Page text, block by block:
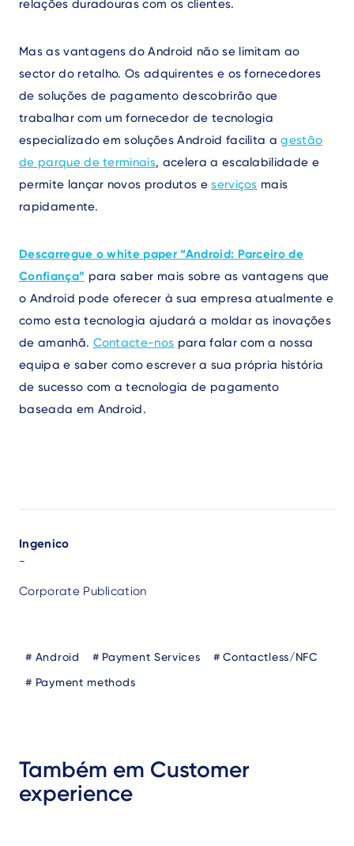
relações duradouras com os clientes.
Mas as vantagens do Android não se limitam ao
sector do retalho. Os adquirentes e os fornecedores
de soluções de pagamento descobrirão que
trabalhar com um fornecedor de tecnologia
especializado em soluções Android facilita agestão
de parque de terminais, acelera a escalabilidade e
permite lançar novos produtos eserviços mais
rapidamente.
Descarregue o white paper “Android: Parceiro de
Confiança” para saber mais sobre as vantagens que
o Android pode oferecer à sua empresa atualmente e
como esta tecnologia ajudará a moldar as inovações
de amanhã. Contacte-nos para falar com a nossa
equipa e saber como escrever a sua própria história
de sucesso com a tecnologia de pagamento
baseada em Android.
Ingenico
-
Corporate Publication
BlogAndroid Payment Services
Contactless/NFC
Payment methods
Também em Customer
experience